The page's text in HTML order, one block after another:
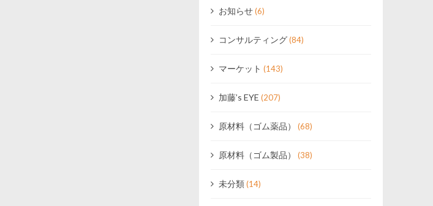
お知らせ(6)
コンサルティング(84)
マーケット (143)
加藤’s EYE (207)
原材料（ゴム薬品） (68)
原材料（ゴム製品） (38)
未分類(14)